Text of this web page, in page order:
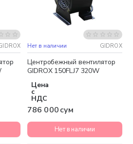
Нет в наличии GIDROX
Центробежный вентилятор
GIDROX 150FLJ7 320W
Цена
с
НДС
786 000 сум
Нет в наличии